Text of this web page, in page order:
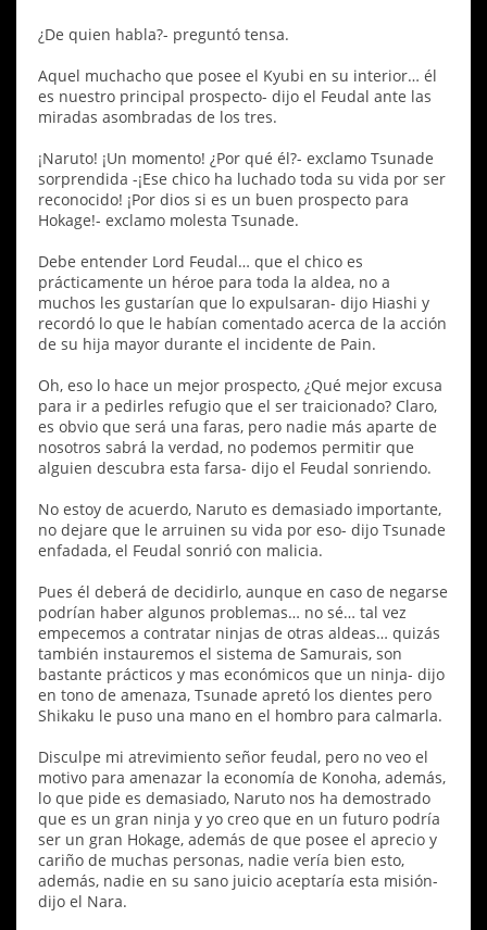
¿De quien habla?- preguntó tensa.
Aquel muchacho que posee el Kyubi en su interior… él
es nuestro principal prospecto- dijo el Feudal ante las
miradas asombradas de los tres.
¡Naruto! ¡Un momento! ¿Por qué él?- exclamo Tsunade
sorprendida -¡Ese chico ha luchado toda su vida por ser
reconocido! ¡Por dios si es un buen prospecto para
Hokage!- exclamo molesta Tsunade.
Debe entender Lord Feudal… que el chico es
prácticamente un héroe para toda la aldea, no a
muchos les gustarían que lo expulsaran- dijo Hiashi y
recordó lo que le habían comentado acerca de la acción
de su hija mayor durante el incidente de Pain.
Oh, eso lo hace un mejor prospecto, ¿Qué mejor excusa
para ir a pedirles refugio que el ser traicionado? Claro,
es obvio que será una faras, pero nadie más aparte de
nosotros sabrá la verdad, no podemos permitir que
alguien descubra esta farsa- dijo el Feudal sonriendo.
No estoy de acuerdo, Naruto es demasiado importante,
no dejare que le arruinen su vida por eso- dijo Tsunade
enfadada, el Feudal sonrió con malicia.
Pues él deberá de decidirlo, aunque en caso de negarse
podrían haber algunos problemas… no sé… tal vez
empecemos a contratar ninjas de otras aldeas… quizás
también instauremos el sistema de Samurais, son
bastante prácticos y mas económicos que un ninja- dijo
en tono de amenaza, Tsunade apretó los dientes pero
Shikaku le puso una mano en el hombro para calmarla.
Disculpe mi atrevimiento señor feudal, pero no veo el
motivo para amenazar la economía de Konoha, además,
lo que pide es demasiado, Naruto nos ha demostrado
que es un gran ninja y yo creo que en un futuro podría
ser un gran Hokage, además de que posee el aprecio y
cariño de muchas personas, nadie vería bien esto,
además, nadie en su sano juicio aceptaría esta misión-
dijo el Nara.